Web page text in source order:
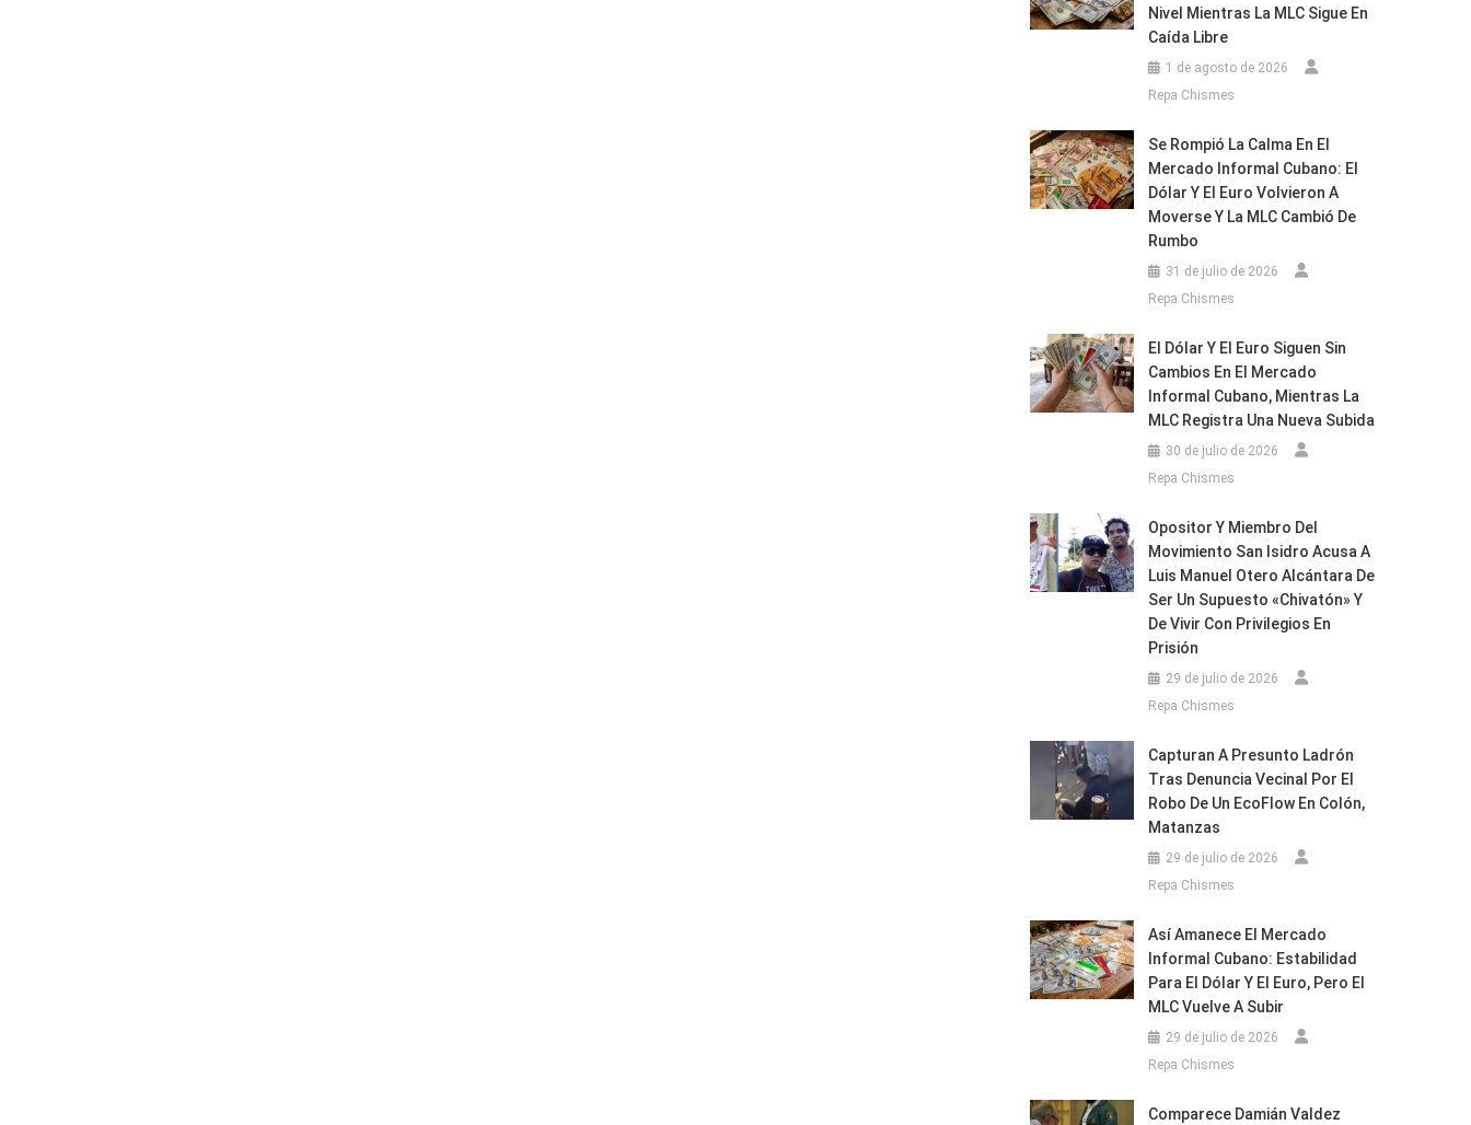
Nivel Mientras La MLC Sigue En
Caída Libre
1 de agosto de 2026
Repa Chismes
Se Rompió La Calma En El
Mercado Informal Cubano: El
Dólar Y El Euro Volvieron A
Moverse Y La MLC Cambió De
Rumbo
31 de julio de 2026
Repa Chismes
El Dólar Y El Euro Siguen Sin
Cambios En El Mercado
Informal Cubano, Mientras La
MLC Registra Una Nueva Subida
30 de julio de 2026
Repa Chismes
Opositor Y Miembro Del
Movimiento San Isidro Acusa A
Luis Manuel Otero Alcántara De
Ser Un Supuesto «chivatón» Y
De Vivir Con Privilegios En
Prisión
29 de julio de 2026
Repa Chismes
Capturan A Presunto Ladrón
Tras Denuncia Vecinal Por El
Robo De Un EcoFlow En Colón,
Matanzas
29 de julio de 2026
Repa Chismes
Así Amanece El Mercado
Informal Cubano: Estabilidad
Para El Dólar Y El Euro, Pero El
MLC Vuelve A Subir
29 de julio de 2026
Repa Chismes
Comparece Damián Valdez